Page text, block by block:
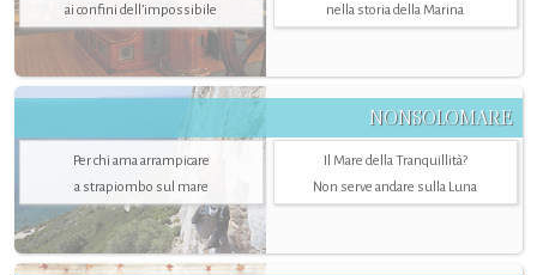
ai confini dell’impossibile
nella storia della Marina
NONSOLOMARE
Per chi ama arrampicare
a strapiombo sul mare
Il Mare della Tranquillità?
Non serve andare sulla Luna